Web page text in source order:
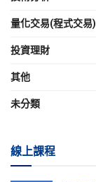
量化交易(程式交易)
投資理財
其他
未分類
線上課程